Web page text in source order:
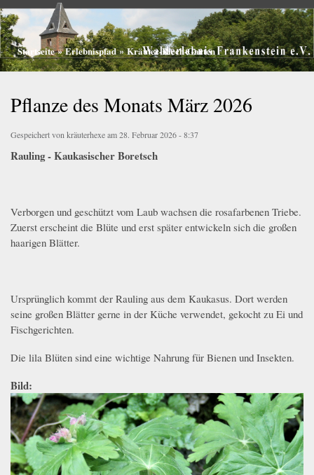
Direkt
zum
Inhalt
Walderlebnis
Frankenstein
e.V.
Sie sind hier
Startseite»Erlebnispfad»Kräuter-Riech-Garten
Pflanze des Monats März 2026
Gespeichert vonkräuterhexeam 28. Februar 2026 - 8:37
Rauling - Kaukasischer Boretsch
Verborgen und geschützt vom Laub wachsen die rosafarbenen Triebe.
Zuerst erscheint die Blüte und erst später entwickeln sich die großen
haarigen Blätter.
Ursprünglich kommt der Rauling aus dem Kaukasus. Dort werden
seine großen Blätter gerne in der Küche verwendet, gekocht zu Ei und
Fischgerichten.
Die lila Blüten sind eine wichtige Nahrung für Bienen und Insekten.
Bild: